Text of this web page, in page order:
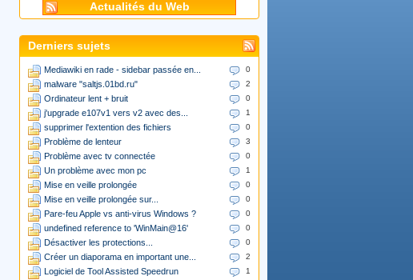
Actualités du Web
Derniers sujets
0
Mediawiki en rade - sidebar passée en...
2
malware "saltjs.01bd.ru"
0
Ordinateur lent + bruit
1
j'upgrade e107v1 vers v2 avec des...
0
supprimer l'extention des fichiers
3
Problème de lenteur
0
Problème avec tv connectée
1
Un problème avec mon pc
0
Mise en veille prolongée
0
Mise en veille prolongée sur...
0
Pare-feu Apple vs anti-virus Windows ?
0
undefined reference to 'WinMain@16'
0
Désactiver les protections...
2
Créer un diaporama en important une...
1
Logiciel de Tool Assisted Speedrun